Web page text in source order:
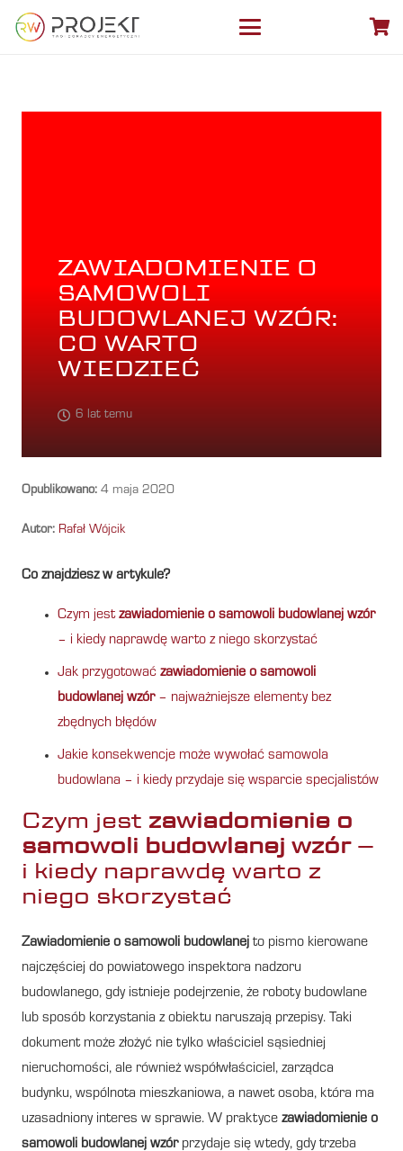
ZAWIADOMIENIE O
SAMOWOLI
BUDOWLANEJ WZÓR:
CO WARTO
WIEDZIEĆ
6 lat temu
Opublikowano: 4 maja 2020
Autor: Rafał Wójcik
Co znajdziesz w artykule?
Czym jestzawiadomienie o samowoli budowlanej wzór
– i kiedy naprawdę warto z niego skorzystać
Jak przygotować zawiadomienie o samowoli
budowlanej wzór– najważniejsze elementy bez
zbędnych błędów
Jakie konsekwencje może wywołać samowola
budowlana – i kiedy przydaje się wsparcie specjalistów
Czym jest zawiadomienie o
samowoli budowlanej wzór–
i kiedy naprawdę warto z
niego skorzystać
Zawiadomienie o samowoli budowlanej to pismo kierowane
najczęściej do powiatowego inspektora nadzoru
budowlanego, gdy istnieje podejrzenie, że roboty budowlane
lub sposób korzystania z obiektu naruszają przepisy. Taki
dokument może złożyć nie tylko właściciel sąsiedniej
nieruchomości, ale również współwłaściciel, zarządca
budynku, wspólnota mieszkaniowa, a nawet osoba, która ma
uzasadniony interes w sprawie. W praktyce zawiadomienie o
samowoli budowlanej wzórprzydaje się wtedy, gdy trzeba